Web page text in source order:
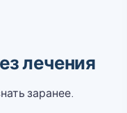
лечения
заранее.